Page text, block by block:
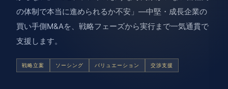
の体制で本当に進められるか不安」—中堅・成長企業の
買い手側M&Aを、戦略フェーズから実行まで一気通貫で
支援します。
戦略立案 ソーシング バリュエーション 交渉支援